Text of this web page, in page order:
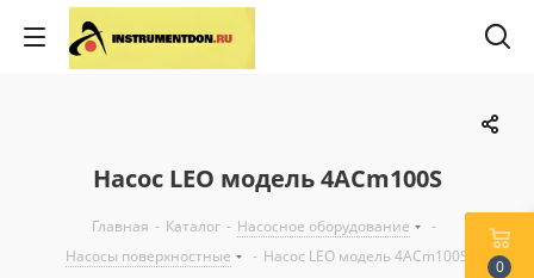
Насос LEO модель 4ACm100S
Главная - Каталог - Насосное оборудование
-
Насосы поверхностные
- Насос LEO модель 4ACm100S
0